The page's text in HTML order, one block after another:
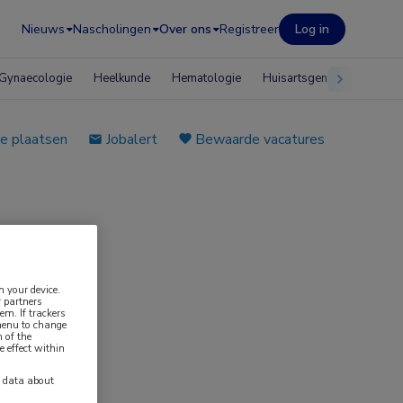
Nieuws Nascholingen Over ons Registreer Log in
Gynaecologie Heelkunde Hematologie Huisartsgeneeskunde
plaatsen Jobalert
Bewaarde vacatures
your device.
partners
If trackers
to change
of the
effect within
data about